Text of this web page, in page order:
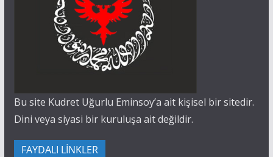
Bu site Kudret Uğurlu Eminsoy’a ait kişisel bir sitedir.
Dini veya siyasi bir kuruluşa ait değildir.
FAYDALI LİNKLER